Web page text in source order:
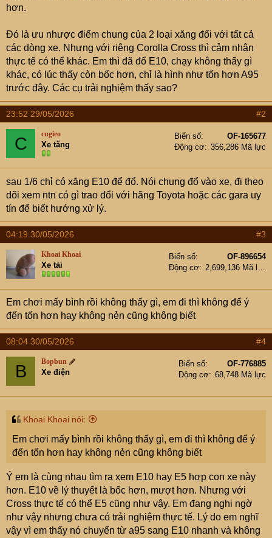
hơn.
Đó là ưu nhược điểm chung của 2 loại xăng đối với tất cả
các dòng xe. Nhưng với riêng Corolla Cross thì cảm nhận
thực tế có thể khác. Em thì đã đổ E10, chạy không thấy gì
khác, có lúc thấy còn bốc hơn, chỉ là hình như tốn hơn A95
trước đây. Các cụ trải nghiệm thấy sao?
23:52 29/05/2026 #2
C cugieo
Xe tăng
Biển số
OF-165677
Động cơ
356,286 Mã lực
sau 1/6 chỉ có xăng E10 để đổ. Nói chung đổ vào xe, đi theo
dõi xem ntn có gì trao đổi với hãng Toyota hoặc các gara uy
tín để biết hướng xử lý.
04:19 30/05/2026 #3
Khoai Khoai
Xe tải
Biển số
OF-896654
Động cơ
2,699,136 Mã lực
Em chơi mấy bình rồi không thấy gì, em đi thì không để ý
đến tốn hơn hay không nẻn cũng không biết
08:04 30/05/2026 #4
B Bopbun
Xe điện
Biển số
OF-776885
Động cơ
68,748 Mã lực
Khoai Khoai nói:
Em chơi mấy bình rồi không thấy gì, em đi thì không để ý
đến tốn hơn hay không nẻn cũng không biết
Ý em là cùng nhau tìm ra xem E10 hay E5 hợp con xe này
hơn. E10 về lý thuyết là bốc hơn, mượt hơn. Nhưng với
Cross thực tế có thể E5 cũng như vậy. Em đang nghi ngờ
như vậy nhưng chưa có trải nghiệm thực tế. Lý do em nghĩ
vậy vì em thấy nó chuyển từ a95 sang E10 nhanh và không